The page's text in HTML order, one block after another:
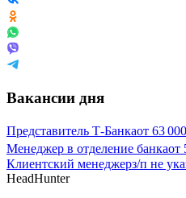
Вакансии дня
Представитель Т-Банкаот 63 000
Менеджер в отделение банкаот
Клиентский менеджерз/п не
HeadHunter